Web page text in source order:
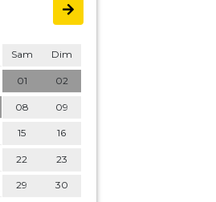
Sam Dim
01 02
08 09
15 16
22 23
29 30